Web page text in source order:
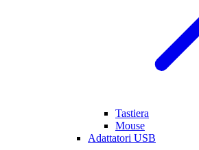
Tastiera
Mouse
Adattatori USB